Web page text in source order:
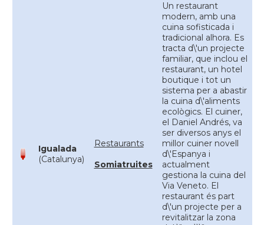
Igualada
(Catalunya)
Restaurants
Somiatruites
Un restaurant
modern, amb una
cuina sofisticada i
tradicional alhora. Es
tracta d\'un projecte
familiar, que inclou el
restaurant, un hotel
boutique i tot un
sistema per a abastir
la cuina d\'aliments
ecològics. El cuiner,
el Daniel Andrés, va
ser diversos anys el
millor cuiner novell
d\'Espanya i
actualment
gestiona la cuina del
Via Veneto. El
restaurant és part
d\'un projecte per a
revitalitzar la zona